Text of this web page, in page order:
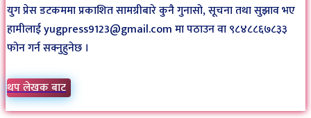
युग प्रेस डटकममा प्रकाशित सामग्रीबारे कुनै गुनासो, सूचना तथा सुझाव भए
हामीलाई yugpress9123@gmail.com मा पठाउन वा ९८४८८६७८३३
फोन गर्न सक्नुहुनेछ ।
थप लेखक बाट